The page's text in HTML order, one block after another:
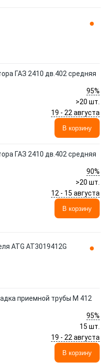
ГАЗ 2410 дв.402 средняя
95%
>20 шт.
19 - 22 августа
В корзину
ГАЗ 2410 дв.402 средняя
90%
>20 шт.
12 - 15 августа
В корзину
ATG AT3019412G
приемной трубы М 412
95%
15 шт.
19 - 22 августа
В корзину